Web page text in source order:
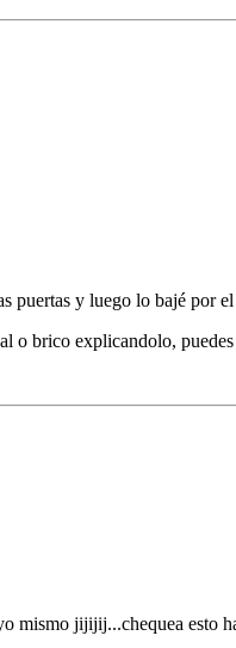
puertas y luego lo bajé por
o brico explicandolo,
mismo jijijij...chequea esto